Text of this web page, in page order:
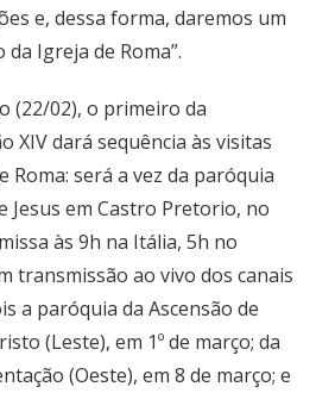
e, dessa forma, daremos um
Igreja de Roma”.
(22/02), o primeiro da
XIV dará sequência às visitas
Roma: será a vez da paróquia
Jesus em Castro Pretorio, no
às 9h na Itália, 5h no
transmissão ao vivo dos canais
a paróquia da Ascensão de
(Leste), em 1º de março; da
(Oeste), em 8 de março; e